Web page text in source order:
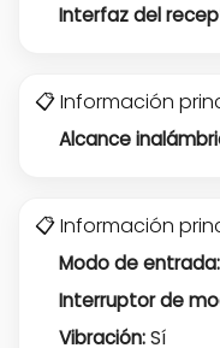
Interfaz del
📋 Información
Alcance
📋 Información
Modo de entrada:
Interruptor de
Vibración:Sí